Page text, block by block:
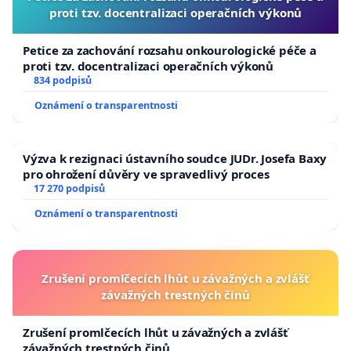
proti tzv. docentralizaci operačních výkonů
Petice za zachování rozsahu onkourologické péče a
proti tzv. docentralizaci operačních výkonů
834 podpisů
Oznámení o transparentnosti
Výzva k rezignaci ústavního soudce JUDr. Josefa Baxy
pro ohrožení důvěry ve spravedlivý proces
17 270 podpisů
Oznámení o transparentnosti
Zrušení promlčecích lhůt u závažných a zvlášť
závažných trestných činů
Zrušení promlčecích lhůt u závažných a zvlášť